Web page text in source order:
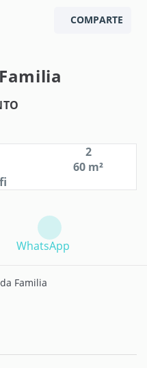
COMPARTE
2
60 m²
WhatsApp
Familia